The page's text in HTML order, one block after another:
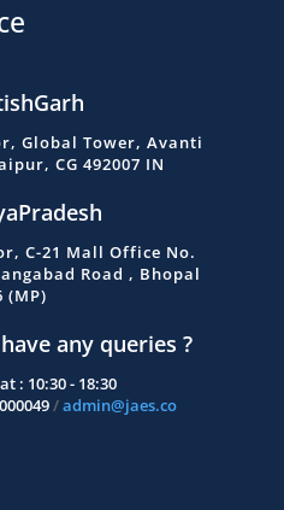
Global Tower, Avanti
CG 492007 IN
C-21 Mall Office No.
Road , Bhopal
(MP)
any queries ?
: 10:30 - 18:30
/admin@jaes.co